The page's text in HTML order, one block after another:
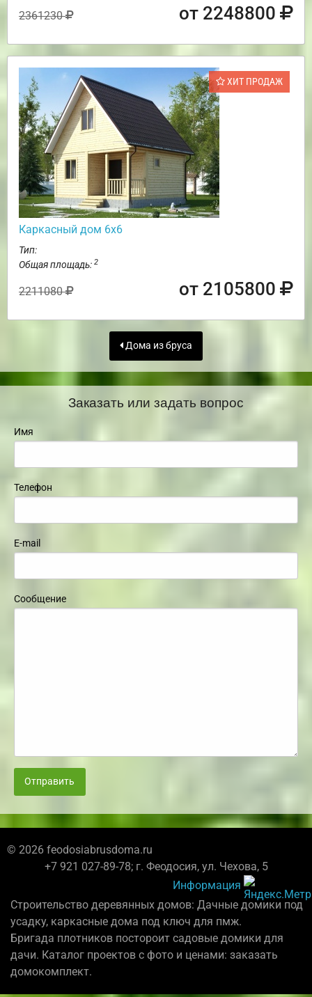
2361230 от 2248800
ХИТ ПРОДАЖ
Каркасный дом 6х6
Тип:
Общая площадь: 2
2211080 от 2105800
Дома из бруса
Заказать или задать вопрос
Имя
Телефон
E-mail
Сообщение
Отправить
© 2026 feodosiabrusdoma.ru
+7 921 027-89-78; г. Феодосия, ул. Чехова, 5
Информация
Строительство деревянных домов: Дачные домики под
усадку, каркасные дома под ключ для пмж.
Бригада плотников постороит садовые домики для
дачи. Каталог проектов с фото и ценами: заказать
домокомплект.